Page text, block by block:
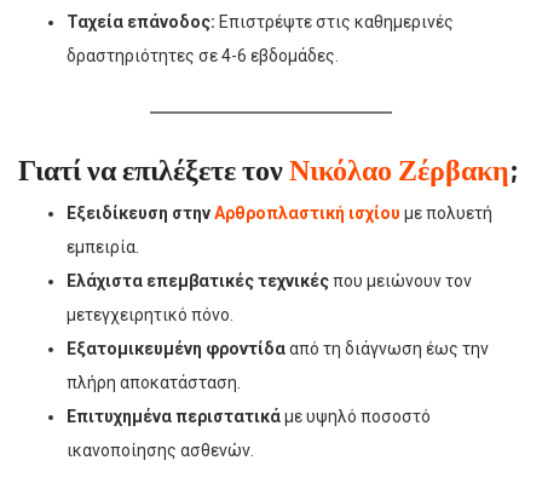
Ταχεία επάνοδος: Επιστρέψτε στις καθημερινές
δραστηριότητες σε 4-6 εβδομάδες.
Γιατί να επιλέξετε τονΝικόλαο Ζέρβακη;
Εξειδίκευση στηνΑρθροπλαστική ισχίου με πολυετή
εμπειρία.
Ελάχιστα επεμβατικές τεχνικέςπου μειώνουν τον
μετεγχειρητικό πόνο.
Εξατομικευμένη φροντίδααπό τη διάγνωση έως την
πλήρη αποκατάσταση.
Επιτυχημένα περιστατικάμε υψηλό ποσοστό
ικανοποίησης ασθενών.